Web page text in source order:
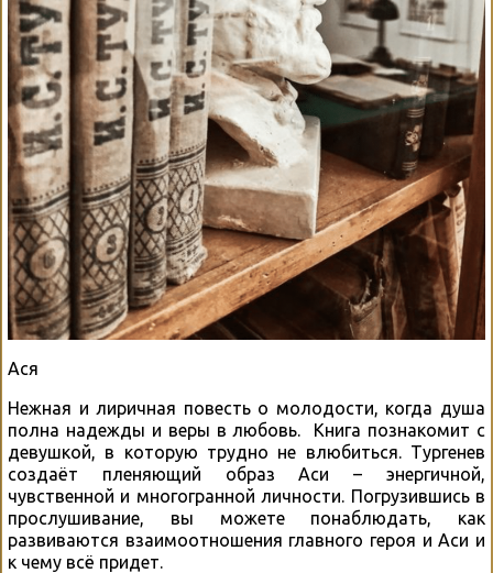
Ася
Нежная и лиричная повесть о молодости, когда душа
полна надежды и веры в любовь. Книга познакомит с
девушкой, в которую трудно не влюбиться. Тургенев
создаёт пленяющий образ Аси – энергичной,
чувственной и многогранной личности. Погрузившись в
прослушивание, вы можете понаблюдать, как
развиваются взаимоотношения главного героя и Аси и
к чему всё придет.